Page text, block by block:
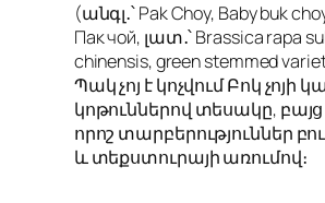
(անգլ․՝ Pak Choy, Baby buk
Пак чой, լատ․՝ Brassica rapa
chinensis, green stemmed
Պակ չոյ է կոչվում Բոկ չոյի
կոթուններով տեսակը,
որոշ տարբերություններ
և տեքստուրայի առումով։